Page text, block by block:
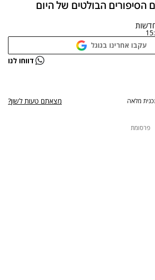
הסיפורים הבולטים של היום
עקבו אחרינו בגוגל
נתקלנו בבעיה דווחו לנו
מלאה מצאתם טעות לשון?
פרסומת